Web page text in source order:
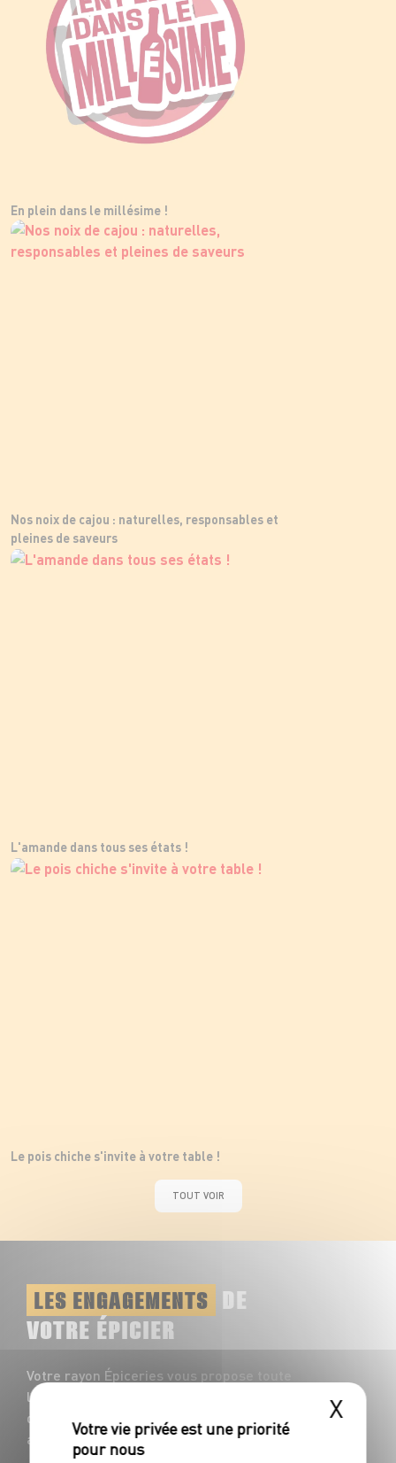
En plein dans le millésime !
Nos noix de cajou : naturelles, responsables et
pleines de saveurs
L'amande dans tous ses états !
Le pois chiche s'invite à votre table !
TOUT VOIR
LES ENGAGEMENTS DE
VOTRE ÉPICIER
Votre rayon Épiceries vous propose toute
l'année une multitude de saveurs à
découvrir : plus de 1200 références
accompagnent vos repas du quotidien !
X